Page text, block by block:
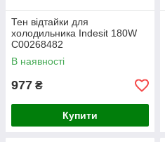
Тен відтайки для
холодильника Indesit 180W
C00268482
В наявності
977 ₴
Купити